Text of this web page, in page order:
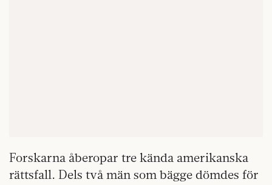
Forskarna åberopar tre kända amerikanska
rättsfall. Dels två män som bägge dömdes för